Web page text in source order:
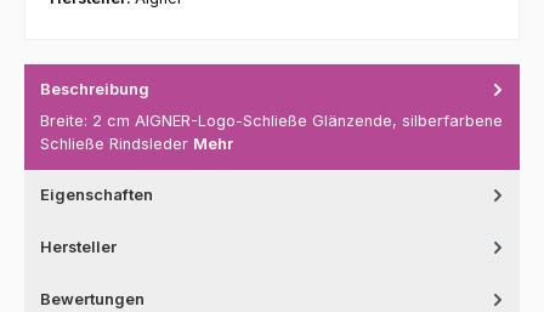
Beschreibung
Breite: 2 cm AIGNER-Logo-Schließe Glänzende, silberfarbene
Schließe Rindsleder Mehr
Eigenschaften
Hersteller
Bewertungen